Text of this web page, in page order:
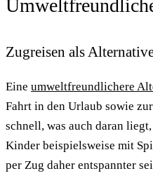
Zugreisen als
Eine umweltfreundlichere
Fahrt in den Urlaub sowie
schnell, was auch daran
Kinder beispielsweise mit
per Zug daher entspannter